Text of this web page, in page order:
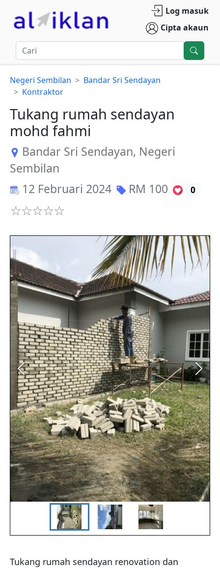
Log masuk
Cipta akaun
Negeri Sembilan
Bandar Sri Sendayan
Kontraktor
Tukang rumah sendayan
mohd fahmi
Bandar Sri Sendayan, Negeri
Sembilan
12 Februari 2024
RM 100 0
Tukang rumah sendayan renovation dan